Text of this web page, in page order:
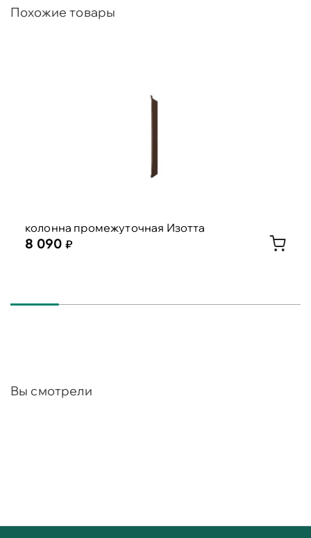
Похожие товары
колонна промежуточная Изотта
8 090
Вы смотрели